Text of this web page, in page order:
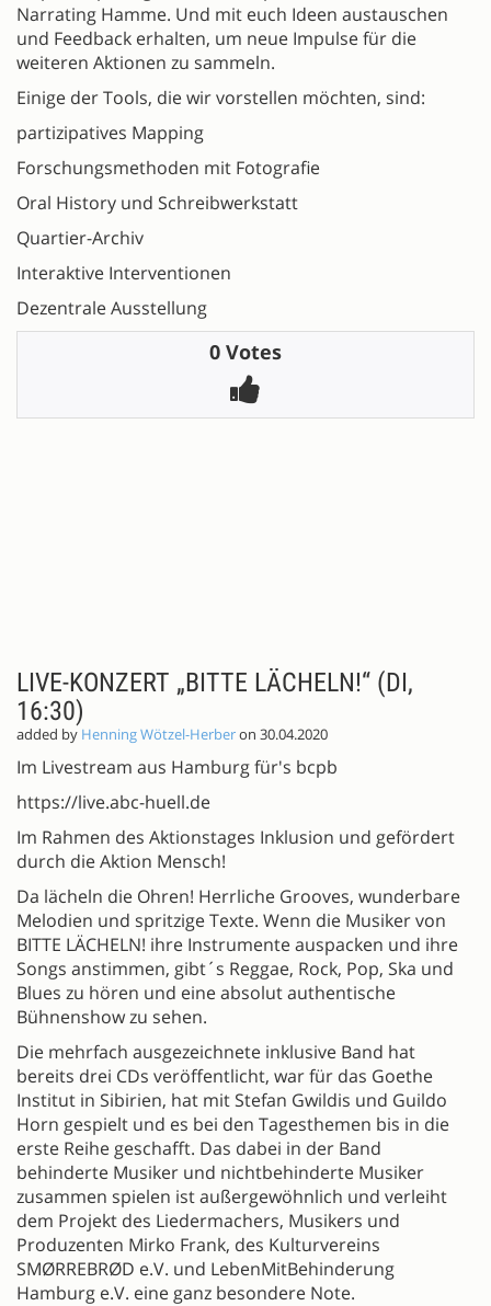
Narrating Hamme. Und mit euch Ideen austauschen
und Feedback erhalten, um neue Impulse für die
weiteren Aktionen zu sammeln.
Einige der Tools, die wir vorstellen möchten, sind:
partizipatives Mapping
Forschungsmethoden mit Fotografie
Oral History und Schreibwerkstatt
Quartier-Archiv
Interaktive Interventionen
Dezentrale Ausstellung
0 Votes
LIVE-KONZERT „BITTE LÄCHELN!“ (DI,
16:30)
added by Henning Wötzel-Herberon 30.04.2020
Im Livestream aus Hamburg für's bcpb
https://live.abc-huell.de
Im Rahmen des Aktionstages Inklusion und gefördert
durch die Aktion Mensch!
Da lächeln die Ohren! Herrliche Grooves, wunderbare
Melodien und spritzige Texte. Wenn die Musiker von
BITTE LÄCHELN! ihre Instrumente auspacken und ihre
Songs anstimmen, gibt´s Reggae, Rock, Pop, Ska und
Blues zu hören und eine absolut authentische
Bühnenshow zu sehen.
Die mehrfach ausgezeichnete inklusive Band hat
bereits drei CDs veröffentlicht, war für das Goethe
Institut in Sibirien, hat mit Stefan Gwildis und Guildo
Horn gespielt und es bei den Tagesthemen bis in die
erste Reihe geschafft. Das dabei in der Band
behinderte Musiker und nichtbehinderte Musiker
zusammen spielen ist außergewöhnlich und verleiht
dem Projekt des Liedermachers, Musikers und
Produzenten Mirko Frank, des Kulturvereins
SMØRREBRØD e.V. und LebenMitBehinderung
Hamburg e.V. eine ganz besondere Note.